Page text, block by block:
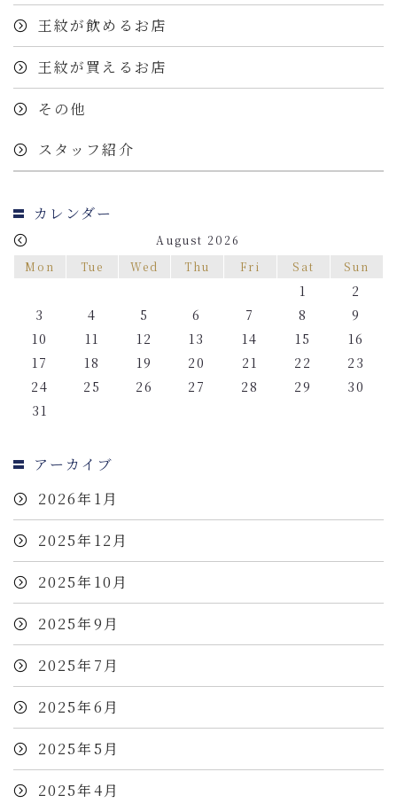
王紋が飲めるお店
王紋が買えるお店
その他
スタッフ紹介
カレンダー
August 2026
Mon
Tue Wed Thu Fri Sat Sun
1
2
3
4 5 6 7 8
9
10
11 12 13 14 15
16
17
18 19 20 21 22
23
24
25 26 27 28 29
30
31
アーカイブ
2026年1月
2025年12月
2025年10月
2025年9月
2025年7月
2025年6月
2025年5月
2025年4月